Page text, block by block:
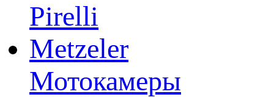
Pirelli
Metzeler
Мотокамеры